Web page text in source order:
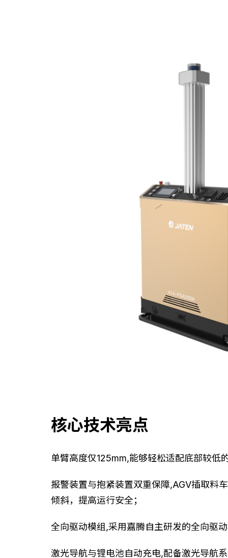
核心技术亮点
单臂高度仅125mm,能够轻松适配底部较低
报警装置与抱紧装置双重保障,AGV插取料
倾斜，提高运行安全；
全向驱动模组,采用嘉腾自主研发的全向驱
激光导航与锂电池自动充电,配备激光导航